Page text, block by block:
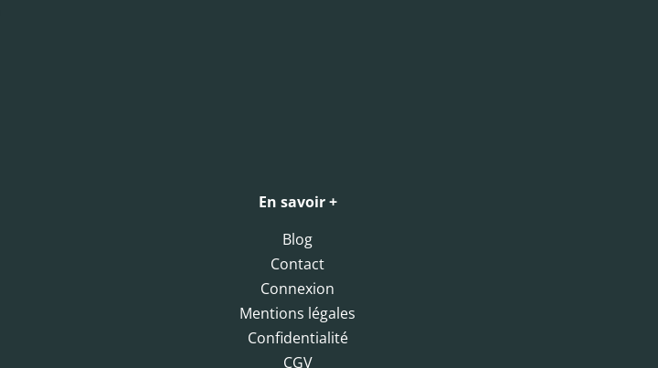
En savoir +
Blog
Contact
Connexion
Mentions légales
Confidentialité
CGV